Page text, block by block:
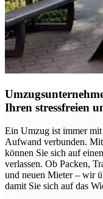
Ihren stressfreien
Ein Umzug ist immer
Aufwand verbunden.
können Sie sich auf
verlassen. Ob Packen,
und neuen Mieter – wir
damit Sie sich auf das